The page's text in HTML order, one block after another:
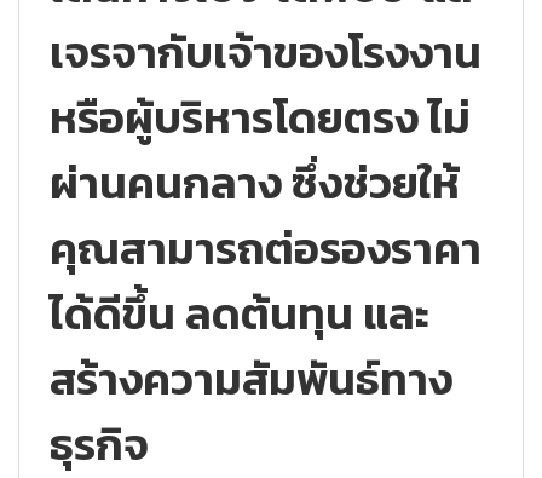
เจรจากับเจ้าของโรงงาน
หรือผู้บริหารโดยตรง ไม่
ผ่านคนกลาง ซึ่งช่วยให้
คุณสามารถต่อรองราคา
ได้ดีขึ้น ลดต้นทุน และ
สร้างความสัมพันธ์ทาง
ธุรกิจ